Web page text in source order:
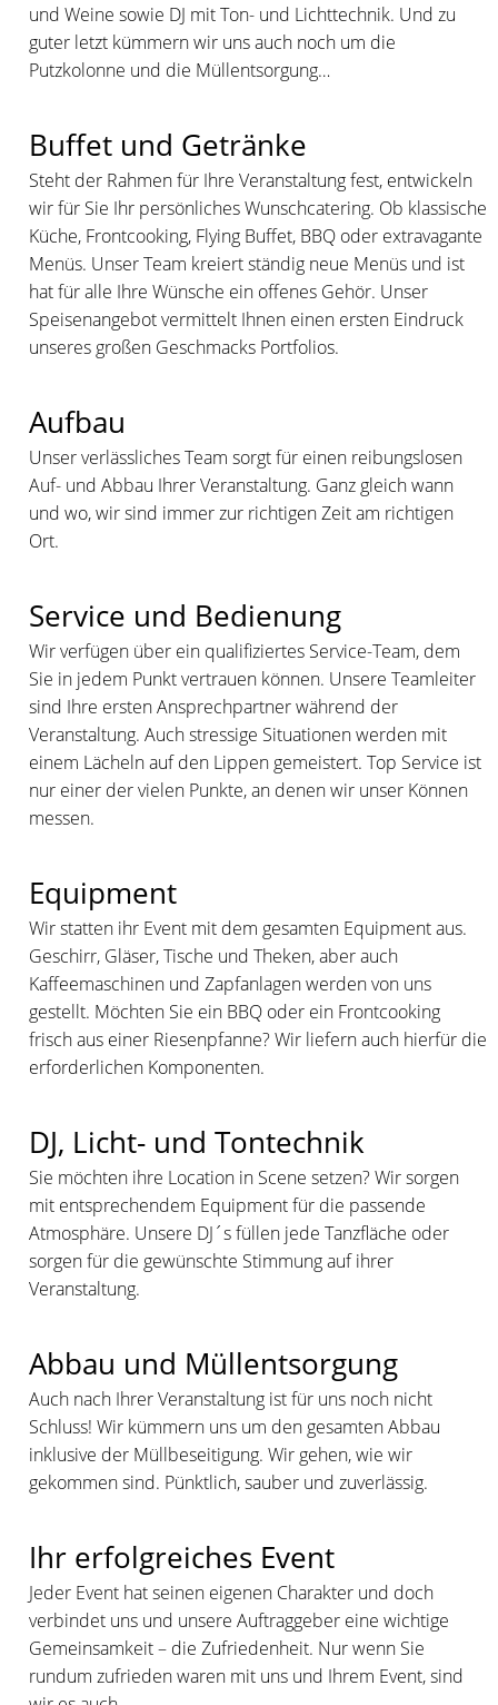
und Weine sowie DJ mit Ton- und Lichttechnik. Und zu
guter letzt kümmern wir uns auch noch um die
Putzkolonne und die Müllentsorgung…
Buffet und Getränke
Steht der Rahmen für Ihre Veranstaltung fest, entwickeln
wir für Sie Ihr persönliches Wunschcatering. Ob klassische
Küche, Frontcooking, Flying Buffet, BBQ oder extravagante
Menüs. Unser Team kreiert ständig neue Menüs und ist
hat für alle Ihre Wünsche ein offenes Gehör. Unser
Speisenangebot vermittelt Ihnen einen ersten Eindruck
unseres großen Geschmacks Portfolios.
Aufbau
Unser verlässliches Team sorgt für einen reibungslosen
Auf- und Abbau Ihrer Veranstaltung. Ganz gleich wann
und wo, wir sind immer zur richtigen Zeit am richtigen
Ort.
Service und Bedienung
Wir verfügen über ein qualifiziertes Service-Team, dem
Sie in jedem Punkt vertrauen können. Unsere Teamleiter
sind Ihre ersten Ansprechpartner während der
Veranstaltung. Auch stressige Situationen werden mit
einem Lächeln auf den Lippen gemeistert. Top Service ist
nur einer der vielen Punkte, an denen wir unser Können
messen.
Equipment
Wir statten ihr Event mit dem gesamten Equipment aus.
Geschirr, Gläser, Tische und Theken, aber auch
Kaffeemaschinen und Zapfanlagen werden von uns
gestellt. Möchten Sie ein BBQ oder ein Frontcooking
frisch aus einer Riesenpfanne? Wir liefern auch hierfür die
erforderlichen Komponenten.
DJ, Licht- und Tontechnik
Sie möchten ihre Location in Scene setzen? Wir sorgen
mit entsprechendem Equipment für die passende
Atmosphäre. Unsere DJ´s füllen jede Tanzfläche oder
sorgen für die gewünschte Stimmung auf ihrer
Veranstaltung.
Abbau und Müllentsorgung
Auch nach Ihrer Veranstaltung ist für uns noch nicht
Schluss! Wir kümmern uns um den gesamten Abbau
inklusive der Müllbeseitigung. Wir gehen, wie wir
gekommen sind. Pünktlich, sauber und zuverlässig.
Ihr erfolgreiches Event
Jeder Event hat seinen eigenen Charakter und doch
verbindet uns und unsere Auftraggeber eine wichtige
Gemeinsamkeit – die Zufriedenheit. Nur wenn Sie
rundum zufrieden waren mit uns und Ihrem Event, sind